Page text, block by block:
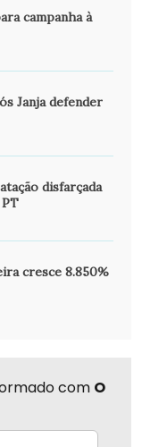
campanha à
Janja defender
disfarçada
cresce 8.850%
com O